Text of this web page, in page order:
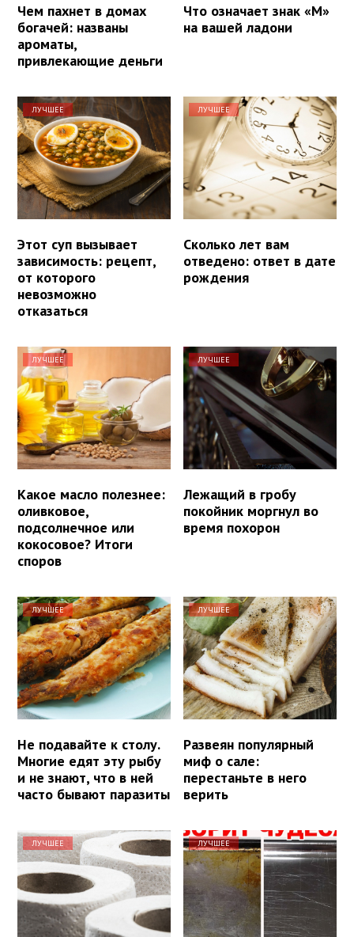
Чем пахнет в домах
богачей: названы
ароматы,
привлекающие деньги
Что означает знак «М»
на вашей ладони
ЛУЧШЕЕ
Этот суп вызывает
зависимость: рецепт,
от которого
невозможно
отказаться
ЛУЧШЕЕ
Сколько лет вам
отведено: ответ в дате
рождения
ЛУЧШЕЕ
Какое масло полезнее:
оливковое,
подсолнечное или
кокосовое? Итоги
споров
ЛУЧШЕЕ
Лежащий в гробу
покойник моргнул во
время похорон
ЛУЧШЕЕ
Не подавайте к столу.
Многие едят эту рыбу
и не знают, что в ней
часто бывают паразиты
ЛУЧШЕЕ
Развеян популярный
миф о сале:
перестаньте в него
верить
ЛУЧШЕЕ ЛУЧШЕЕ